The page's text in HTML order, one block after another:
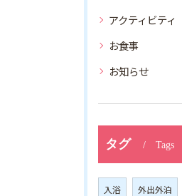
アクティビティ
お食事
お知らせ
タグ Tags
入浴 外出外泊